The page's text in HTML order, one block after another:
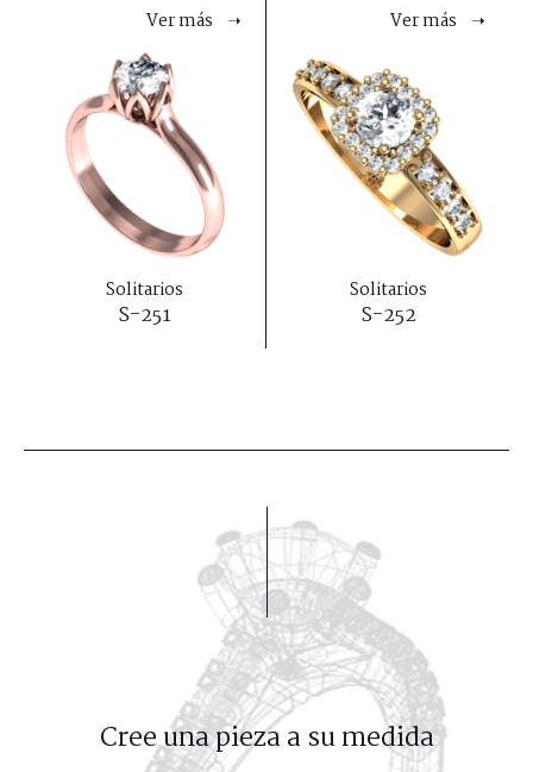
Ver más ➝
Solitarios
S-251
Ver más ➝
Solitarios
S-252
Cree una pieza a su medida